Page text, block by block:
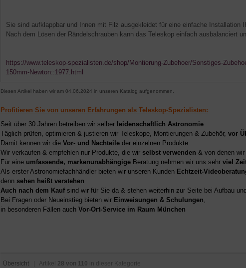
Sie sind aufklappbar und Innen mit Filz ausgekleidet für eine einfache Installation
Nach dem Lösen der Rändelschrauben kann das Teleskop einfach ausbalanciert
https://www.teleskop-spezialisten.de/shop/Montierung-Zubehoer/Sonstiges-
150mm-Newton::1977.html
Diesen Artikel haben wir am 04.06.2024 in unseren Katalog aufgenommen.
Profitieren Sie von unseren Erfahrungen als Teleskop-Spezialisten:
Seit über 30 Jahren betreiben wir selber leidenschaftlich Astronomie
Täglich prüfen, optimieren & justieren wir Teleskope, Montierungen & Zubehör, vor
Damit kennen wir die Vor- und Nachteile der einzelnen Produkte
Wir verkaufen & empfehlen nur Produkte, die wir selbst verwenden & von denen wir
Für eine umfassende, markenunabhängige Beratung nehmen wir uns sehr viel
Als erster Astronomiefachhändler bieten wir unseren Kunden Echtzeit-
denn sehen heißt verstehen
Auch nach dem Kaufsind wir für Sie da & stehen weiterhin zur Seite bei Aufbau
Bei Fragen oder Neueinstieg bieten wir Einweisungen & Schulungen
in besonderen Fällen auch Vor-Ort-Service im Raum München
Übersicht | Artikel 28 von 110 in dieser Kategorie